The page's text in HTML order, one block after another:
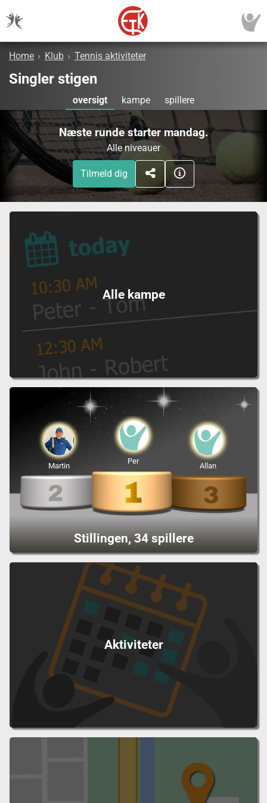
Home › Klub › Tennis aktiviteter
Singler stigen
oversigt kampe spillere
Næste runde starter mandag.
Alle niveauer
Tilmeld dig
Alle kampe
Stillingen, 34 spillere
Per
Martin Allan
Aktiviteter